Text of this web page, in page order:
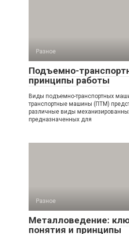
Разное
Подъемно-
принципы работы
Виды подъемно-транспортных
транспортные машины (ПТМ)
различные виды механизированных
предназначенных для
Разное
Металловедение:
понятия и принципы